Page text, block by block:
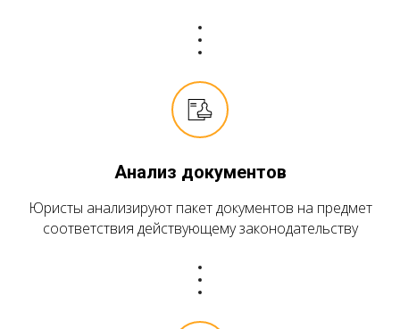
Анализ документов
Юристы анализируют пакет документов на предмет
соответствия действующему законодательству